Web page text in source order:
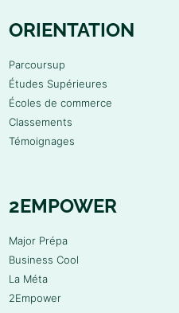
ORIENTATION
Parcoursup
Études Supérieures
Écoles de commerce
Classements
Témoignages
2EMPOWER
Major Prépa
Business Cool
La Méta
2Empower